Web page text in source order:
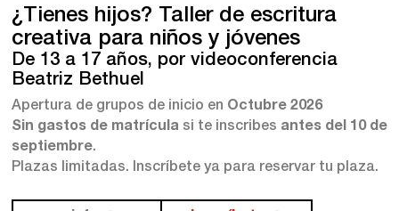
¿Tienes hijos? Taller de escritura
creativa para niños y jóvenes
De 13 a 17 años, por videoconferencia
Beatriz Bethuel
Apertura de grupos de inicio en Octubre 2026
Sin gastos de matrícula si te inscribes antes del 10 de
septiembre.
Plazas limitadas. Inscríbete ya para reservar tu plaza.